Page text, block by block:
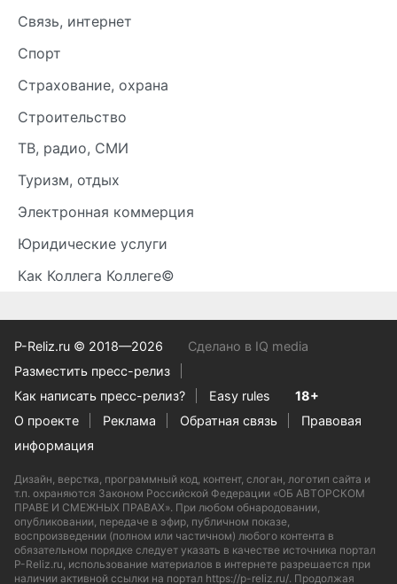
Связь, интернет
Спорт
Страхование, охрана
Строительство
ТВ, радио, СМИ
Туризм, отдых
Электронная коммерция
Юридические услуги
Как Коллега Коллеге©
P-Reliz.ru © 2018—2026
Сделано в IQ media
Разместить пресс-релиз
Как написать пресс-релиз?
Easy rules
18+
О проекте
Реклама Обратная связь
Правовая
информация
Дизайн, верстка, программный код, контент, слоган, логотип сайта и
т.п. охраняются Законом Российской Федерации «ОБ АВТОРСКОМ
ПРАВЕ И СМЕЖНЫХ ПРАВАХ». При любом обнародовании,
опубликовании, передаче в эфир, публичном показе,
воспроизведении (полном или частичном) любого контента в
обязательном порядке следует указать в качестве источника портал
P-Reliz.ru, использование материалов в интернете разрешается при
наличии активной ссылки на портал https://p-reliz.ru/. Продолжая